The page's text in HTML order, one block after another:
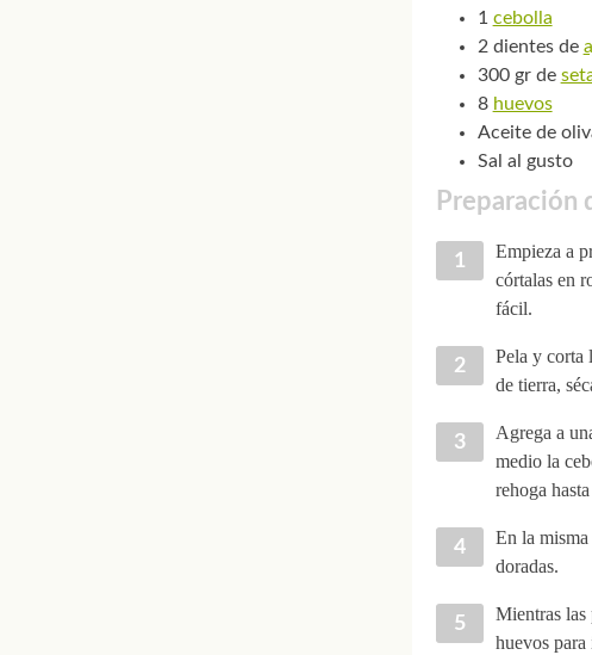
1 cebolla
2 dientes de
300 gr de
8 huevos
Aceite de
Sal al gusto
Preparación
Empieza a
córtalas en
fácil.
Pela y corta
de tierra,
Agrega a
medio la
rehoga
En la misma
doradas.
Mientras las
huevos